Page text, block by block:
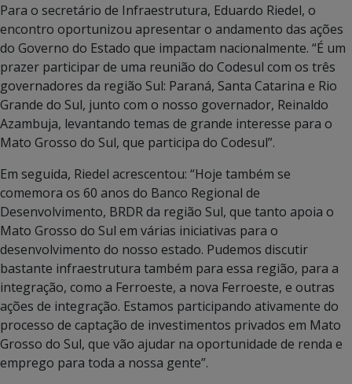
Para o secretário de Infraestrutura, Eduardo Riedel, o
encontro oportunizou apresentar o andamento das ações
do Governo do Estado que impactam nacionalmente. “É um
prazer participar de uma reunião do Codesul com os três
governadores da região Sul: Paraná, Santa Catarina e Rio
Grande do Sul, junto com o nosso governador, Reinaldo
Azambuja, levantando temas de grande interesse para o
Mato Grosso do Sul, que participa do Codesul”.
Em seguida, Riedel acrescentou: “Hoje também se
comemora os 60 anos do Banco Regional de
Desenvolvimento, BRDR da região Sul, que tanto apoia o
Mato Grosso do Sul em várias iniciativas para o
desenvolvimento do nosso estado. Pudemos discutir
bastante infraestrutura também para essa região, para a
integração, como a Ferroeste, a nova Ferroeste, e outras
ações de integração. Estamos participando ativamente do
processo de captação de investimentos privados em Mato
Grosso do Sul, que vão ajudar na oportunidade de renda e
emprego para toda a nossa gente”.